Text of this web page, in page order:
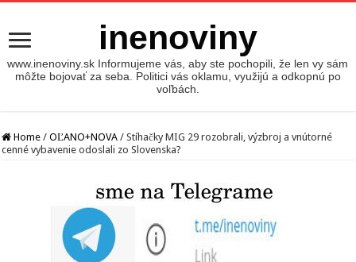
inenoviny
www.inenoviny.sk Informujeme vás, aby ste pochopili, že len vy sám
môžte bojovať za seba. Politici vás oklamu, využijú a odkopnú po
voľbách.
Home / OĽANO+NOVA / Stíhačky MIG 29 rozobrali, výzbroj a vnútorné
cenné vybavenie odoslali zo Slovenska?